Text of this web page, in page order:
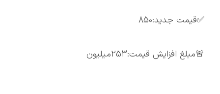
✅قیمت جدید:850
🚨مبلغ افزایش قیمت:253میلیون